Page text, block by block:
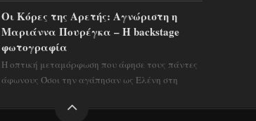
κάθε π...
Οι Κόρες της Αρετής: Αγνώριστη η
Μαριάννα Πουρέγκα – H backstage
φωτογραφία
Η οπτική μεταμόρφωση που άφησε τους πάντες
άφωνους Όσοι την αγάπησαν ως Ελένη στη
προετοιμαστο...